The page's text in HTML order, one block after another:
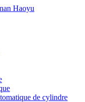
de cylindre